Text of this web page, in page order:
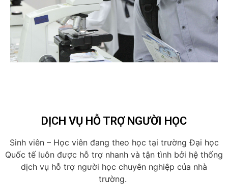
DỊCH VỤ HỖ TRỢ NGƯỜI HỌC
Sinh viên – Học viên đang theo học tại trường Đại học
Quốc tế luôn được hỗ trợ nhanh và tận tình bởi hệ thống
dịch vụ hỗ trợ người học chuyên nghiệp của nhà
trường.